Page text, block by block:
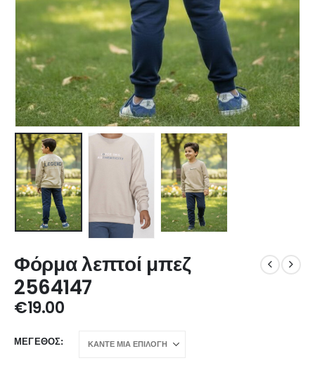
Φόρμα λεπτοί μπεζ
2564147
€19.00
ΜΈΓΕΘΟΣ